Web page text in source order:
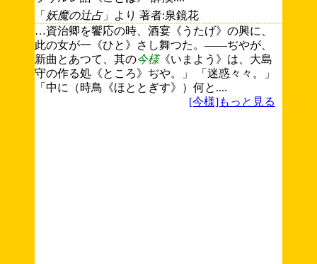
「 妖魔の辻占」より 著者:泉鏡花
…資治卿を饗応の時、酒宴《うたげ》の興に、
此の女が一《ひと》さし舞つた。――ぢやが、
新曲とあつて、其の今様《いまよう》は、大島
守の作る処《ところ》ぢや。」 「迷惑々々。」
「中に（時鳥《ほととぎす》）何と....
[今様]もっと見る